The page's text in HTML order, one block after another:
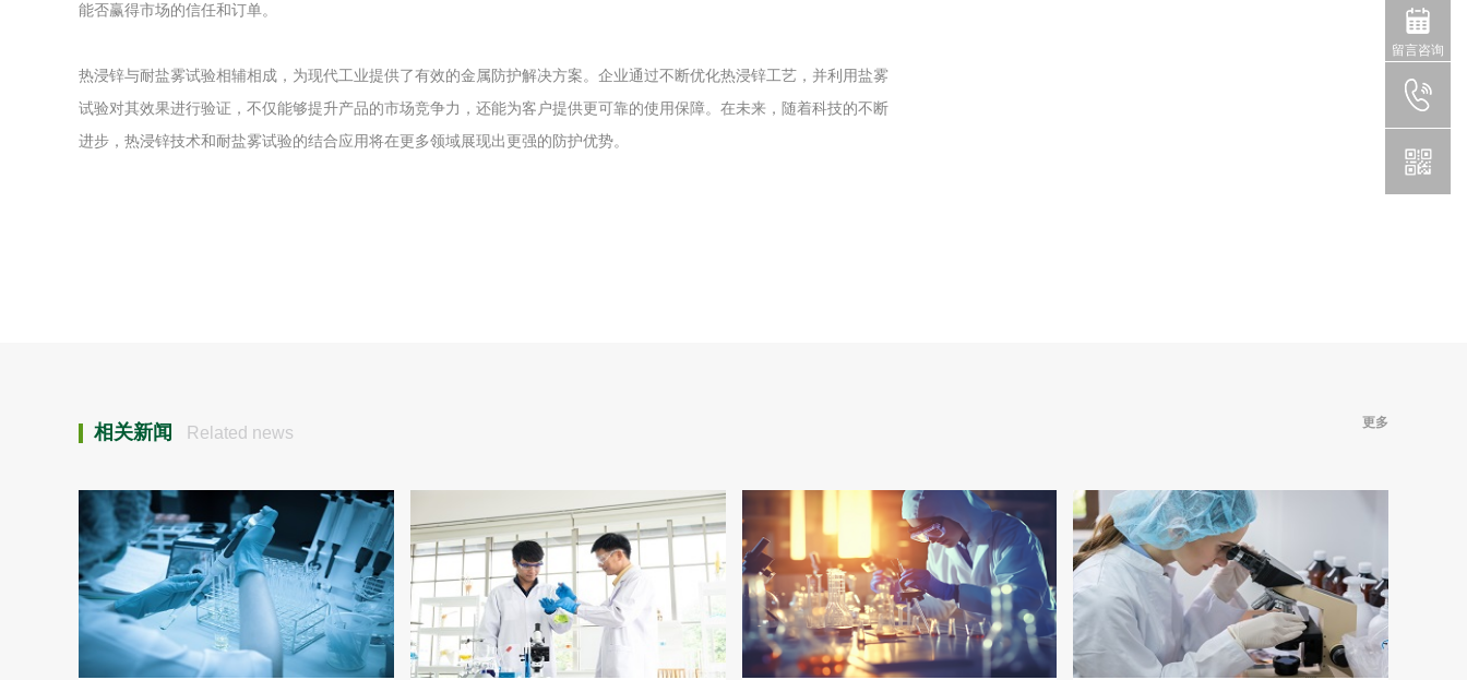
能否赢得市场的信任和订单。
热浸锌与耐盐雾试验相辅相成，为现代工业提供了有效的金属防护解决方案。企业通过不断优化热浸锌工艺，并利用盐雾
试验对其效果进行验证，不仅能够提升产品的市场竞争力，还能为客户提供更可靠的使用保障。在未来，随着科技的不断
进步，热浸锌技术和耐盐雾试验的结合应用将在更多领域展现出更强的防护优势。
相关新闻 Related news
更多
留言咨询